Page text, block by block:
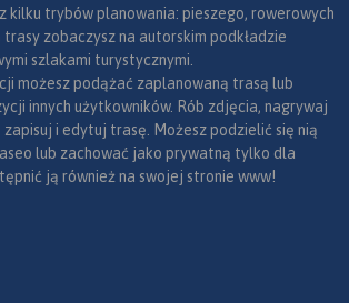
kilku trybów planowania: pieszego, rowerowych
zobaczysz na autorskim podkładzie
szlakami turystycznymi.
możesz podążać zaplanowaną trasą lub
innych użytkowników. Rób zdjęcia, nagrywaj
i edytuj trasę. Możesz podzielić się nią
lub zachować jako prywatną tylko dla
ją również na swojej stronie www!